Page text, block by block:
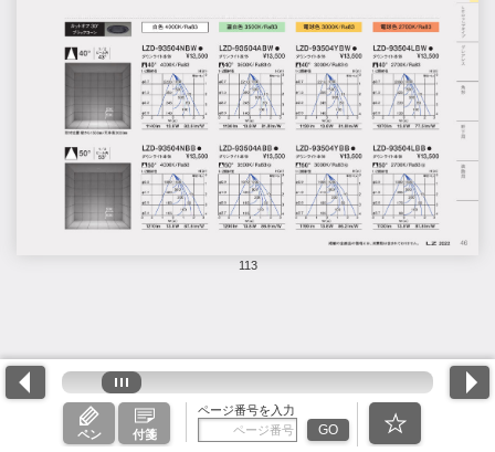
113
ペン 付箋
ページ番号を入力
GO